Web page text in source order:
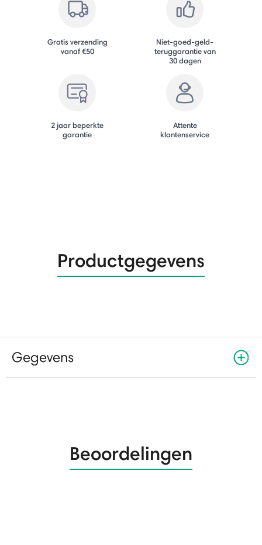
Gratis verzending
vanaf €50
Niet-goed-geld-
teruggarantie van
30 dagen
2 jaar beperkte
garantie
Attente
klantenservice
Productgegevens
Gegevens
Beoordelingen